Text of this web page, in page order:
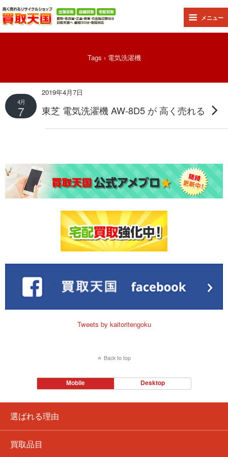
メニュー
Tags › 電気洗濯機
選ばれる理由
買取品目
4月
7
2019年4月7日
東芝 電気洗濯機 AW-8D5 が 高く売れる
Tweets by kaitoritengoku
Back to top
Mobile Desktop